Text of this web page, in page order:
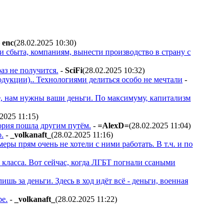
enc(28.02.2025 10:30)
компаниям, вынести производство в страну с
не получится. - SciFi(28.02.2025 10:32)
Технологиями делиться особо не мечтали -
нам нужны ваши деньги. По максимуму, капитализм
11:15)
пошла другим путём. - =AlexD=(28.02.2025 11:04)
- _volkanaft_ (28.02.2025 11:16)
прям очень не хотели с ними работать. В т.ч. и по
Вот сейчас, когда ЛГБТ погнали ссаными
за деньги. Здесь в ход идёт всё - деньги, военная
- _volkanaft_ (28.02.2025 11:22)